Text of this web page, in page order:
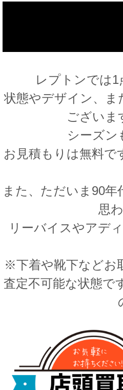
レプトンでは
状態やデザイン、ま
ございま
シーズン
お見積もりは無料
また、ただいま90
思
リーバイスやアデ
※下着や靴下などお
査定不可能な状態で